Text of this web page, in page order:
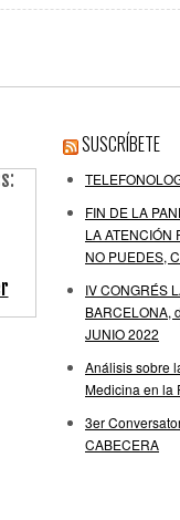
SUSCRÍBETE
FIN DE LA
LA ATENCIÓN
NO PUEDES,
IV CONGRÉS
BARCELONA,
JUNIO 2022
Análisis sobre
Medicina en la
3er
CABECERA